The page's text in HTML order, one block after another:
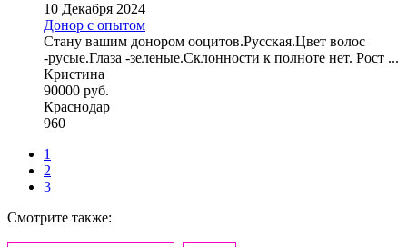
10 Декабря 2024
Донор с опытом
Стану вашим донором ооцитов.Русская.Цвет волос
-русые.Глаза -зеленые.Склонности к полноте нет. Рост ...
Кристина
90000 руб.
Краснодар
960
1
2
3
Смотрите также: